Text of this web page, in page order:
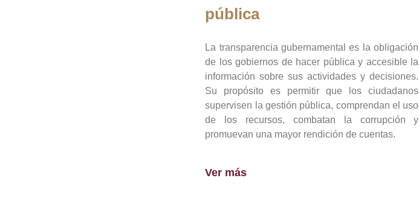
pública
La transparencia gubernamental es la obligación
de los gobiernos de hacer pública y accesible la
información sobre sus actividades y decisiones.
Su propósito es permitir que los ciudadanos
supervisen la gestión pública, comprendan el uso
de los recursos, combatan la corrupción y
promuevan una mayor rendición de cuentas.
Ver más